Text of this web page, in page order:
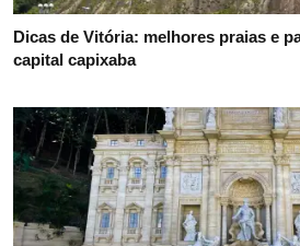
Dicas de Vitória: melhores praias e
capital capixaba